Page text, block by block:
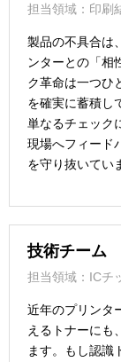
担当領域：印刷
製品の不具合は
ンターとの「相
ク革命は一つひ
を確実に蓄積し
単なるチェック
現場へフィード
を守り抜いてい
技術チーム
担当領域：ICチ
近年のプリンタ
えるトナーにも
ます。もし認識